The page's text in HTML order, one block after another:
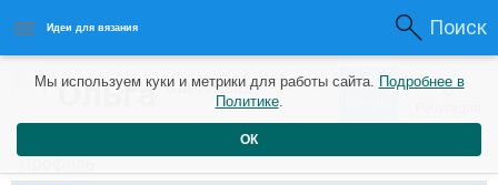
Идеи для вязания Поиск
Ольга6 лет назад 0 0
Профиль
Мы используем куки и метрики для работы сайта. Подробнее в
Политике.
ОК